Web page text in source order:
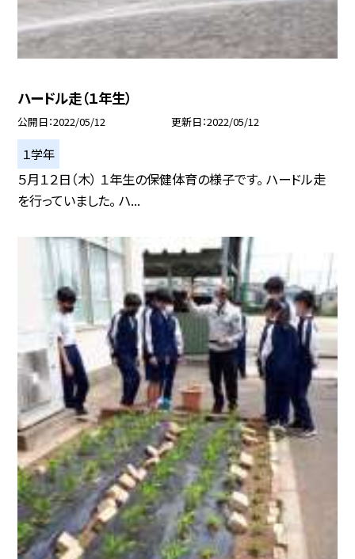
ハードル走（１年生）
公開日 2022/05/12 更新日 2022/05/12
１学年
５月１２日（木） １年生の保健体育の様子です。 ハードル走
を行っていました。 ハ...